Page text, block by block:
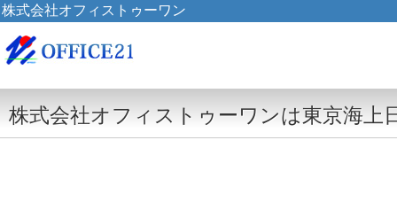
株式会社オフィストゥーワン
株式会社オフィストゥーワンは東京海上